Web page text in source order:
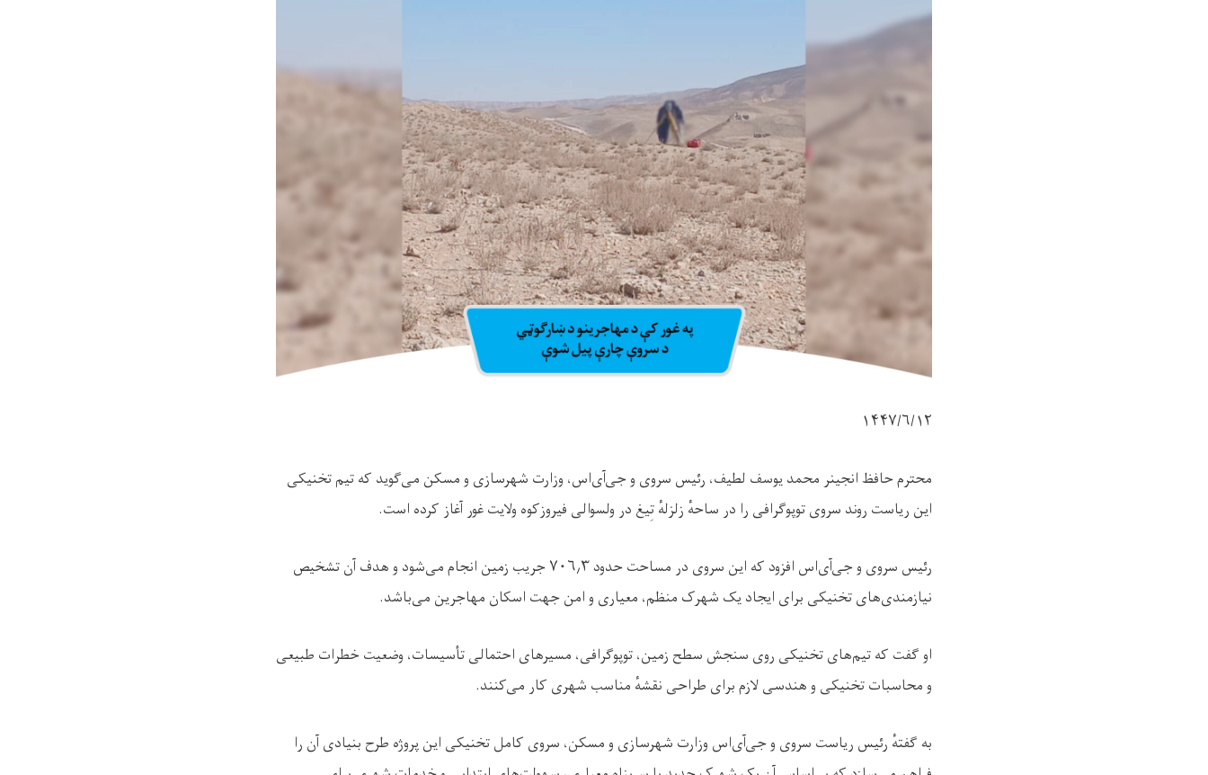
۱۴۴۷/۶/۱۲
محترم حافظ انجینر محمد یوسف لطیف، رئیس سروی و جی‌آی‌اس، وزارت شهرسازی و مسکن می‌گوید که تیم تخنیکی
این ریاست روند سروی توپوگرافی را در ساحهٔ زلزلهٔ تِیغ در ولسوالی فیروزکوه ولایت غور آغاز کرده است.
رئیس سروی و جی‌آی‌اس افزود که این سروی در مساحت حدود ۷۰۶٫۳
جریب زمین انجام می‌شود و هدف آن تشخیص
نیازمندی‌های تخنیکی برای ایجاد یک شهرک منظم، معیاری و امن جهت اسکان مهاجرین می‌باشد.
او گفت که تیم‌های تخنیکی روی سنجش سطح زمین، توپوگرافی، مسیرهای احتمالی تأسیسات، وضعیت خطرات طبیعی
و محاسبات تخنیکی و هندسی لازم برای طراحی نقشهٔ مناسب شهری کار می‌کنند.
به گفتهٔ رئیس ریاست سروی و جی‌آی‌اس وزارت شهرسازی و مسکن، سروی کامل تخنیکی این پروژه طرح بنیادی آن را